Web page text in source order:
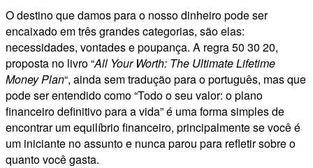
O destino que damos para o nosso dinheiro pode ser
encaixado em três grandes categorias, são elas:
necessidades, vontades e poupança. A regra 50 30 20,
proposta no livro “All Your Worth: The Ultimate Lifetime
Money Plan“, ainda sem tradução para o português, mas que
pode ser entendido como “Todo o seu valor: o plano
financeiro definitivo para a vida” é uma forma simples de
encontrar um equilíbrio financeiro, principalmente se você é
um iniciante no assunto e nunca parou para refletir sobre o
quanto você gasta.